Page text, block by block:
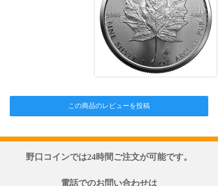
この商品のレビューを投稿
野口コインでは24時間ご注文が可能です。
電話でのお問い合わせは